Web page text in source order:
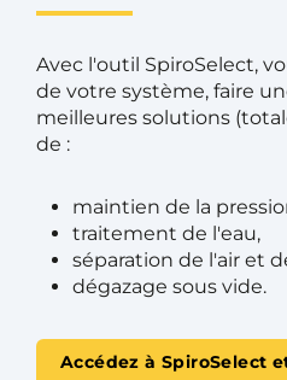
Avec l'outil SpiroSelect,
de votre système, faire
meilleures solutions
de :
maintien de la
traitement de l'eau,
séparation de l'air et
dégazage sous vide.
Accédez à SpiroSelect